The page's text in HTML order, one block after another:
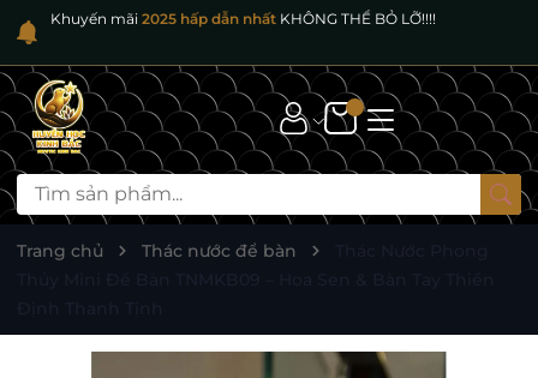
Khuyến mãi 2025 hấp dẫn nhất KHÔNG THỂ BỎ LỠ!!!!
Trang chủ Thác nước để bàn